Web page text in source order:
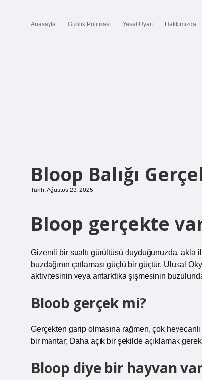
Anasayfa Gizlilik Politikası Yasal Uyarı Hakkımızda
Bloop Balığı
Tarih: Ağustos 23, 2025
Bloop gerçekte
Gizemli bir sualtı gürültüsü duyduğunuzda, akla
buzdağının çatlaması güçlü bir güçtür. Ulusal
aktivitesinin veya antarktika şişmesinin
Bloob gerçek mi?
Gerçekten garip olmasına rağmen, çok
bir mantar; Daha açık bir şekilde açıklamak
Bloop diye bir hayvan var